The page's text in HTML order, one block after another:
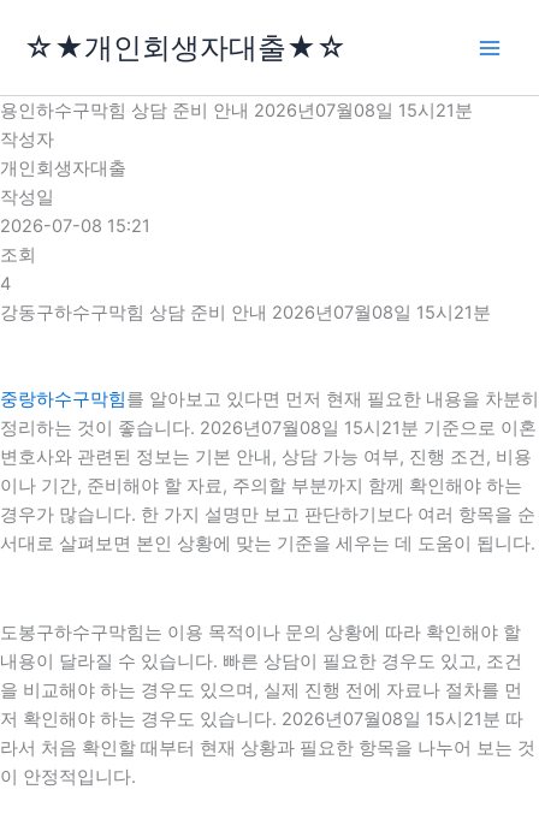
로
건
너
뛰
기
☆★개인회생자대출★☆
용인하수구막힘 상담 준비 안내 2026년07월08일 15시21분
작성자
개인회생자대출
작성일
2026-07-08 15:21
조회
4
강동구하수구막힘 상담 준비 안내 2026년07월08일 15시21분
중랑하수구막힘를 알아보고 있다면 먼저 현재 필요한 내용을 차분히
정리하는 것이 좋습니다. 2026년07월08일 15시21분 기준으로 이혼
변호사와 관련된 정보는 기본 안내, 상담 가능 여부, 진행 조건, 비용
이나 기간, 준비해야 할 자료, 주의할 부분까지 함께 확인해야 하는
경우가 많습니다. 한 가지 설명만 보고 판단하기보다 여러 항목을 순
서대로 살펴보면 본인 상황에 맞는 기준을 세우는 데 도움이 됩니다.
도봉구하수구막힘는 이용 목적이나 문의 상황에 따라 확인해야 할
내용이 달라질 수 있습니다. 빠른 상담이 필요한 경우도 있고, 조건
을 비교해야 하는 경우도 있으며, 실제 진행 전에 자료나 절차를 먼
저 확인해야 하는 경우도 있습니다. 2026년07월08일 15시21분 따
라서 처음 확인할 때부터 현재 상황과 필요한 항목을 나누어 보는 것
이 안정적입니다.